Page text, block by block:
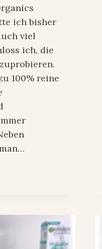
ich bisher
viel
ich, die
100% reine